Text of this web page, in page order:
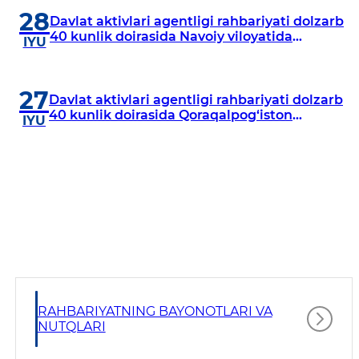
28
IYU
Davlat aktivlari agentligi rahbariyati dolzarb
40 kunlik doirasida Navoiy viloyatida
27
IYU
Davlat aktivlari agentligi rahbariyati dolzarb
40 kunlik doirasida Qoraqalpog‘iston
RAHBARIYATNING BAYONOTLARI VA
NUTQLARI